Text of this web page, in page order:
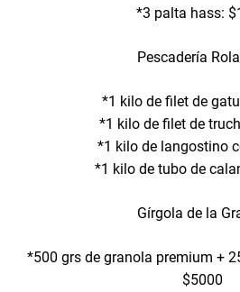
*3 palta hass:
Pescadería
*1 kilo de filet de
*1 kilo de filet de
*1 kilo de langostino
*1 kilo de tubo de
Gírgola de la
*500 grs de granola premium +
$5000